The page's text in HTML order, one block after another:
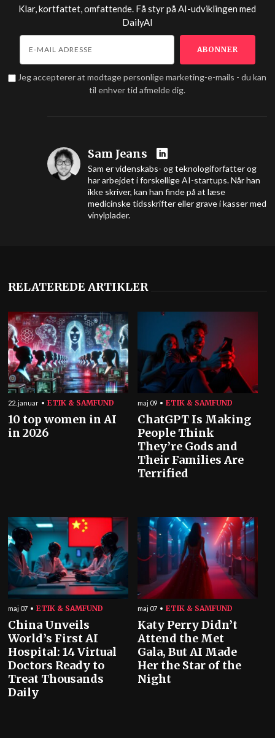
Klar, kortfattet, omfattende. Få styr på AI-udviklingen med
DailyAI
Jeg accepterer at modtage personlige marketing-e-mails - du kan
til enhver tid afmelde dig.
Sam Jeans
Sam er videnskabs- og teknologiforfatter og
har arbejdet i forskellige AI-startups. Når han
ikke skriver, kan han finde på at læse
medicinske tidsskrifter eller grave i kasser med
vinylplader.
RELATEREDE ARTIKLER
22. januar ETIK & SAMFUND
10 top women in AI
in 2026
maj 09 ETIK & SAMFUND
ChatGPT Is Making
People Think
They’re Gods and
Their Families Are
Terrified
maj 07 ETIK & SAMFUND
China Unveils
World’s First AI
Hospital: 14 Virtual
Doctors Ready to
Treat Thousands
Daily
maj 07 ETIK & SAMFUND
Katy Perry Didn’t
Attend the Met
Gala, But AI Made
Her the Star of the
Night